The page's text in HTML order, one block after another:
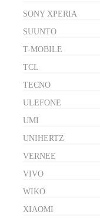
SONY XPERIA
SUUNTO
T-MOBILE
TCL
TECNO
ULEFONE
UMI
UNIHERTZ
VERNEE
VIVO
WIKO
XIAOMI